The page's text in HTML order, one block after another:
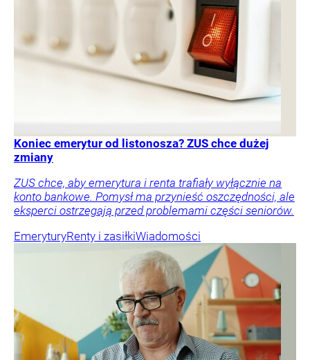
Koniec emerytur od listonosza? ZUS chce dużej
zmiany
ZUS chce, aby emerytura i renta trafiały wyłącznie na
konto bankowe. Pomysł ma przynieść oszczędności, ale
eksperci ostrzegają przed problemami części seniorów.
EmeryturyRenty i zasiłkiWiadomości